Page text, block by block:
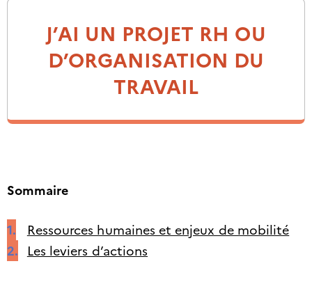
J’AI UN PROJET RH OU
D’ORGANISATION DU
TRAVAIL
Sommaire
Ressources humaines et enjeux de mobilité
Les leviers d’actions